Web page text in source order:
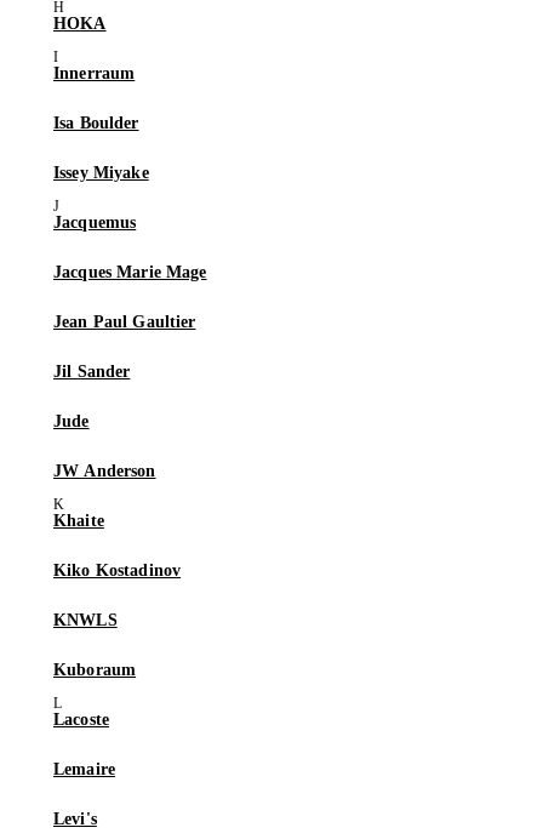
HOKA
Innerraum
Isa Boulder
Issey Miyake
Jacquemus
Jacques Marie Mage
Jean Paul Gaultier
Jil Sander
Jude
JW Anderson
Khaite
Kiko Kostadinov
KNWLS
Kuboraum
Lacoste
Lemaire
Levi's